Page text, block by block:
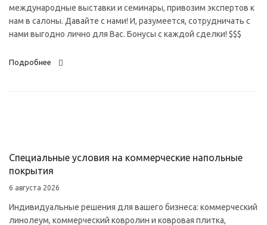
международные выставки и семинары, привозим экспертов к
нам в салоны. Давайте с нами! И, разумеется, сотрудничать с
нами выгодно лично для Вас. Бонусы с каждой сделки! $$$
Подробнее
Специальные условия на коммерческие напольные
покрытия
6 августа 2026
Индивидуальные решения для вашего бизнеса: коммерческий
линолеум, коммерческий ковролин и ковровая плитка,